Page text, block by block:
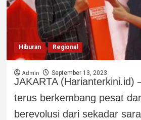
Hiburan Regional
Admin September 13, 2023
JAKARTA (Harianterkini.id)
terus berkembang pesat
berevolusi dari sekadar